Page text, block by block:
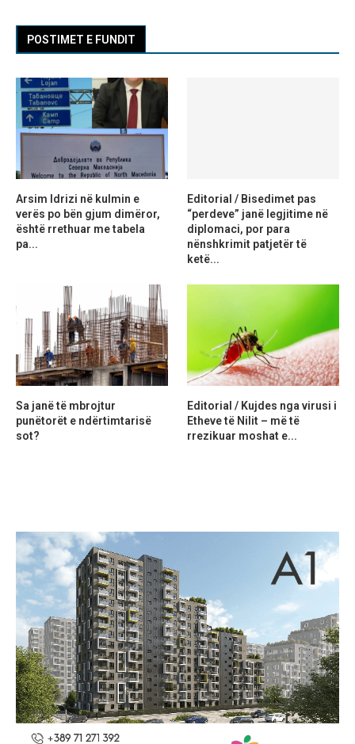
POSTIMET E FUNDIT
Arsim Idrizi në kulmin e
verës po bën gjum dimëror,
është rrethuar me tabela
pa...
Editorial / Bisedimet pas
“perdeve” janë legjitime në
diplomaci, por para
nënshkrimit patjetër të
ketë...
Sa janë të mbrojtur
punëtorët e ndërtimtarisë
sot?
Editorial / Kujdes nga virusi i
Etheve të Nilit – më të
rrezikuar moshat e...